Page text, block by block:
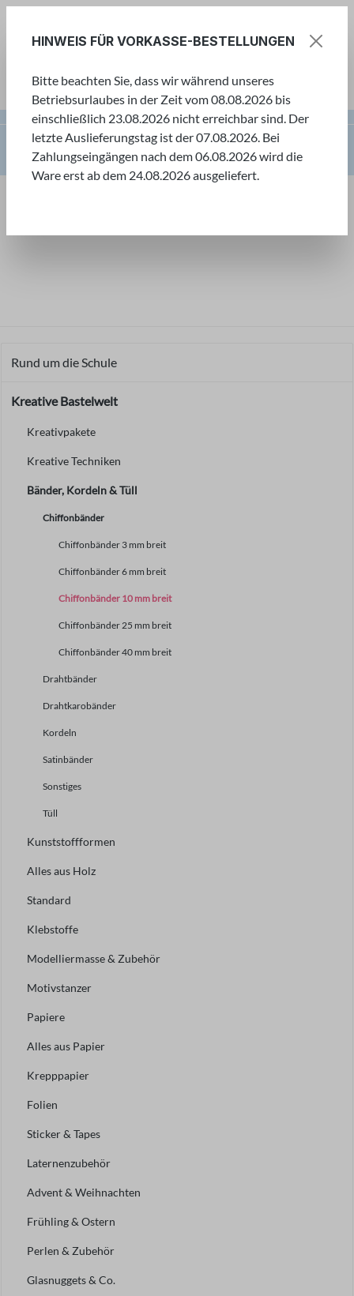
Kreative Bastelwelt
Bänder, Kordeln & Tüll
Chiffonbänder
Chiffonbänder 10 mm breit
Willkommen in unserer kreativen Bastelwelt! Hier
Rund um die Schule
Kreative Bastelwelt
Kreativpakete
Kreative Techniken
Bänder, Kordeln & Tüll
Chiffonbänder
Chiffonbänder 3 mm breit
Chiffonbänder 6 mm breit
Chiffonbänder 10 mm breit
Chiffonbänder 25 mm breit
Chiffonbänder 40 mm breit
Drahtbänder
Drahtkarobänder
Kordeln
Satinbänder
Sonstiges
Tüll
Kunststoffformen
Alles aus Holz
Standard
Klebstoffe
Modelliermasse & Zubehör
Motivstanzer
Papiere
Alles aus Papier
Krepppapier
Folien
Sticker & Tapes
Laternenzubehör
Advent & Weihnachten
Frühling & Ostern
Perlen & Zubehör
Glasnuggets & Co.
HINWEIS FÜR VORKASSE-BESTELLUNGEN
Bitte beachten Sie, dass wir während unseres
Betriebsurlaubes in der Zeit vom 08.08.2026 bis
einschließlich 23.08.2026 nicht erreichbar sind. Der
letzte Auslieferungstag ist der 07.08.2026. Bei
Zahlungseingängen nach dem 06.08.2026 wird die
Ware erst ab dem 24.08.2026 ausgeliefert.